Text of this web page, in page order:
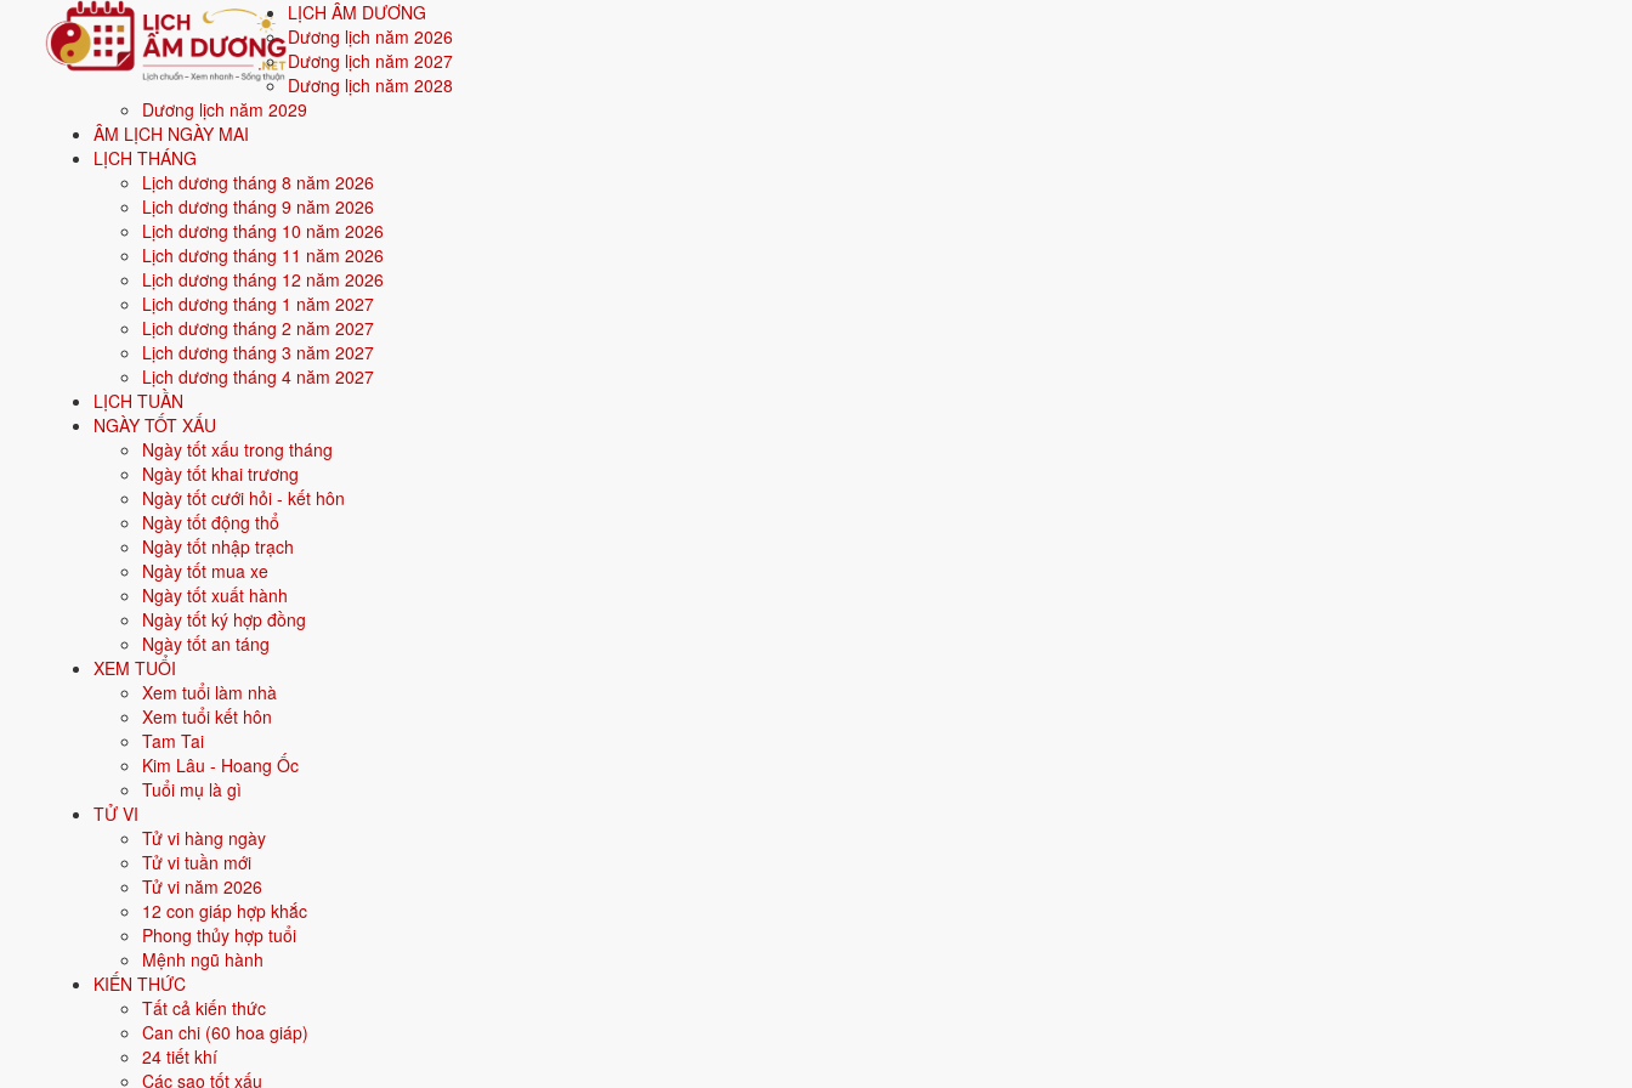
LỊCH ÂM DƯƠNG
Dương lịch năm 2026
Dương lịch năm 2027
Dương lịch năm 2028
Dương lịch năm 2029
ÂM LỊCH NGÀY MAI
LỊCH THÁNG
Lịch dương tháng 8 năm 2026
Lịch dương tháng 9 năm 2026
Lịch dương tháng 10 năm 2026
Lịch dương tháng 11 năm 2026
Lịch dương tháng 12 năm 2026
Lịch dương tháng 1 năm 2027
Lịch dương tháng 2 năm 2027
Lịch dương tháng 3 năm 2027
Lịch dương tháng 4 năm 2027
LỊCH TUẦN
NGÀY TỐT XẤU
Ngày tốt xấu trong tháng
Ngày tốt khai trương
Ngày tốt cưới hỏi - kết hôn
Ngày tốt động thổ
Ngày tốt nhập trạch
Ngày tốt mua xe
Ngày tốt xuất hành
Ngày tốt ký hợp đồng
Ngày tốt an táng
XEM TUỔI
Xem tuổi làm nhà
Xem tuổi kết hôn
Tam Tai
Kim Lâu - Hoang Ốc
Tuổi mụ là gì
TỬ VI
Tử vi hàng ngày
Tử vi tuần mới
Tử vi năm 2026
12 con giáp hợp khắc
Phong thủy hợp tuổi
Mệnh ngũ hành
KIẾN THỨC
Tất cả kiến thức
Can chi (60 hoa giáp)
24 tiết khí
Các sao tốt xấu
Trang chủ
Mệnh ngũ hành
Sinh năm 2017
🔥 Sinh năm2017mệnh gì? Đinh Dậu Sơn Hạ Hỏa - mệnh Hỏa
Người sinh năm 2017là tuổi
Sinh năm 2017(Đinh Dậu, con Gà) thuộc mệnh
Màu hợp:Đỏ, Hồng, Cam, Tím. Hướng hợp:
Vận khí khi sinh:Vận 8 Bát Bạch Thổ (2004-2023) - Tích lũy, bất động sản.
2026 :10 tuổi mụ, năm Bính Ngọ - Bình hoà với Thái Tuế.
Sinh năm 2017 là tuổi gì, mệnh gì?
Người sinh năm2017là tuổiĐinh Dậu
Năm sinh dương lịch
Mệnh ngũ hành
Hành tương sinh
Hành tương khắc
Tuổi năm 2026